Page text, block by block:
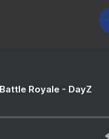
Royale - DayZ